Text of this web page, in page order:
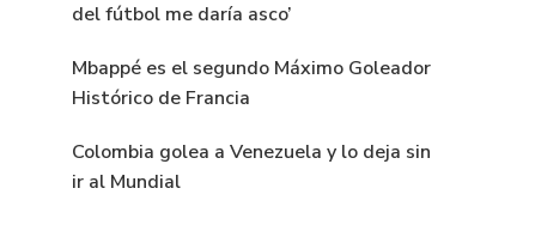
del fútbol me daría asco’
Mbappé es el segundo Máximo Goleador
Histórico de Francia
Colombia golea a Venezuela y lo deja sin
ir al Mundial